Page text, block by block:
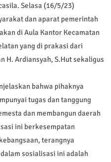
Selasa (16/5/23)
dan aparat pemerintah
di Aula Kantor Kecamatan
yang di prakasi dari
H. Ardiansyah, S.Hut sekaligus
bahwa pihaknya
tugas dan tanggung
dan membangun daerah
ini berkesempatan
terangnya
sosialisasi ini adalah